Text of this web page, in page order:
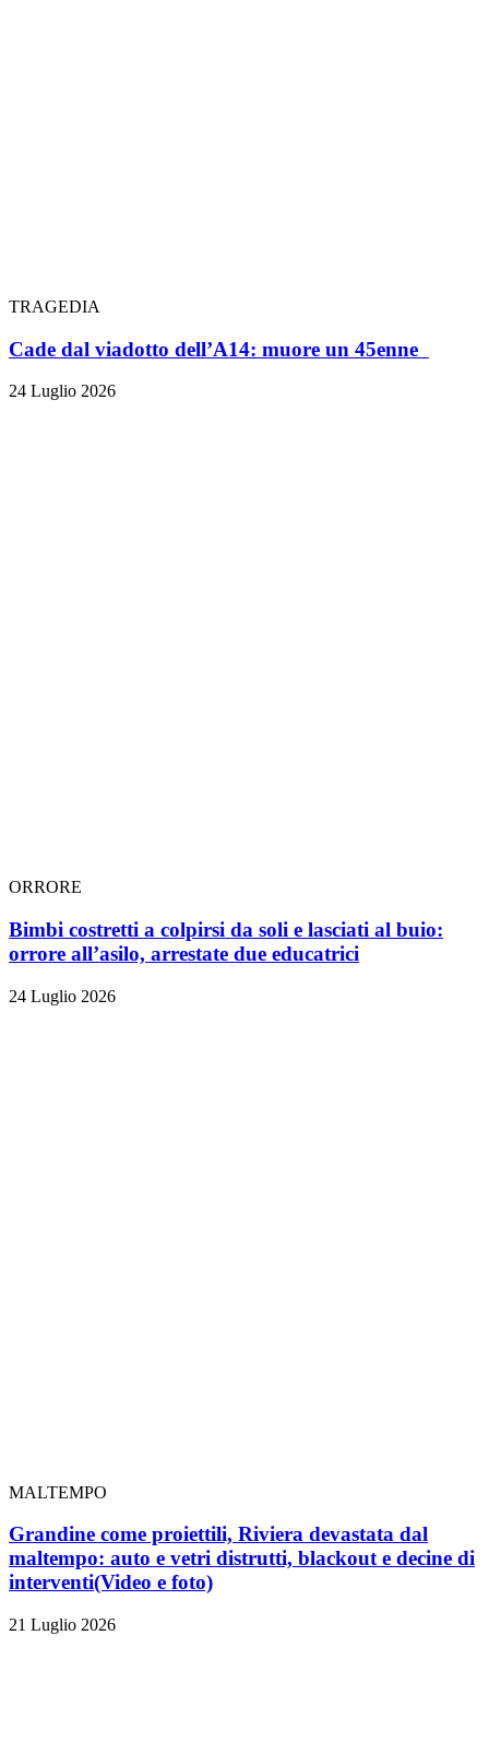
TRAGEDIA
Cade dal viadotto dell’A14: muore un 45enne
24 Luglio 2026
ORRORE
Bimbi costretti a colpirsi da soli e lasciati al buio:
orrore all’asilo, arrestate due educatrici
24 Luglio 2026
MALTEMPO
Grandine come proiettili, Riviera devastata dal
maltempo: auto e vetri distrutti, blackout e decine di
interventi(Video e foto)
21 Luglio 2026